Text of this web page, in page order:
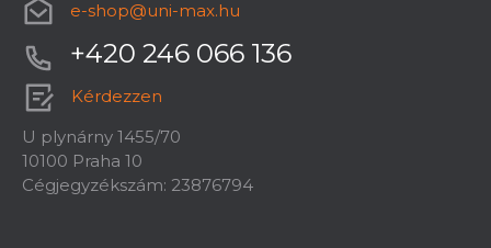
e-shop@uni-max.hu
+420 246 066 136
Kérdezzen
U plynárny 1455/70
10100 Praha 10
Cégjegyzékszám: 23876794